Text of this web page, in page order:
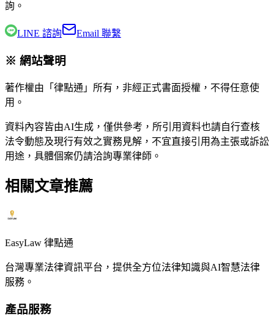
詢。
LINE 諮詢 Email 聯繫
※ 網站聲明
著作權由「律點通」所有，非經正式書面授權，不得任意使
用。
資料內容皆由AI生成，僅供參考，所引用資料也請自行查核
法令動態及現行有效之實務見解，不宜直接引用為主張或訴訟
用途，具體個案仍請洽詢專業律師。
相關文章推薦
EasyLaw 律點通
台灣專業法律資訊平台，提供全方位法律知識與AI智慧法律
服務。
產品服務